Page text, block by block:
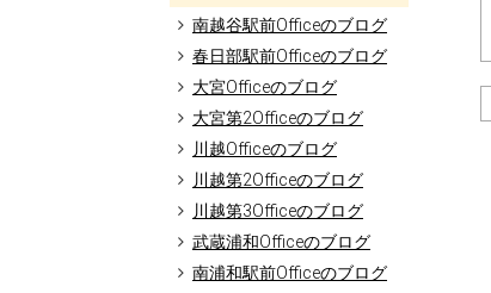
南越谷駅前Officeのブログ
春日部駅前Officeのブログ
大宮Officeのブログ
大宮第2Officeのブログ
川越Officeのブログ
川越第2Officeのブログ
川越第3Officeのブログ
武蔵浦和Officeのブログ
南浦和駅前Officeのブログ